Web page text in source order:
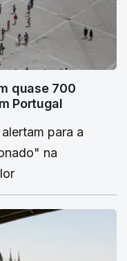
quase 700
Portugal
para a
na